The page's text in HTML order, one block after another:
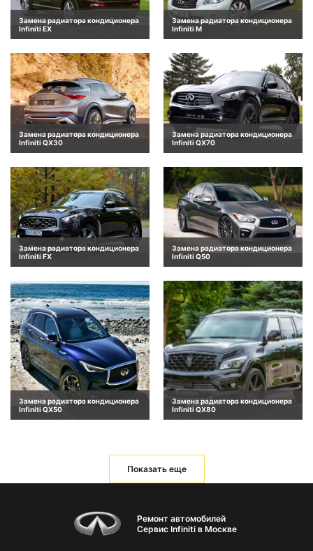
Замена радиатора кондиционера
Infiniti EX
Замена радиатора кондиционера
Infiniti M
Замена радиатора кондиционера
Infiniti QX30
Замена радиатора кондиционера
Infiniti QX70
Замена радиатора кондиционера
Infiniti FX
Замена радиатора кондиционера
Infiniti Q50
Замена радиатора кондиционера
Infiniti QX50
Замена радиатора кондиционера
Infiniti QX80
Показать еще
Ремонт автомобилей
Сервис Infiniti в Москве